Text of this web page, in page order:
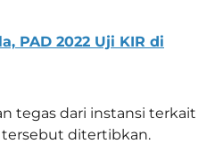
PAD 2022 Uji KIR di
tegas dari instansi terkait
ditertibkan.